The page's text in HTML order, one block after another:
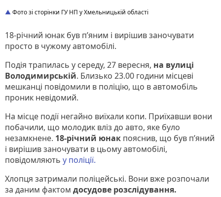
Фото зі сторінки ГУ НП у Хмельницькій області
18-річний юнак був п’яним і вирішив заночувати
просто в чужому автомобілі.
Подія трапилась у середу, 27 вересня, на вулиці
Володимирській. Близько 23.00 години місцеві
мешканці повідомили в поліцію, що в автомобіль
проник невідомий.
На місце події негайно виїхали копи. Приїхавши вони
побачили, що молодик вліз до авто, яке було
незамкнене. 18-річний юнак пояснив, що був п’яний
і вирішив заночувати в цьому автомобілі,
повідомляють у поліції.
Хлопця затримали поліцейські. Вони вже розпочали
за даним фактом досудове розслідування.